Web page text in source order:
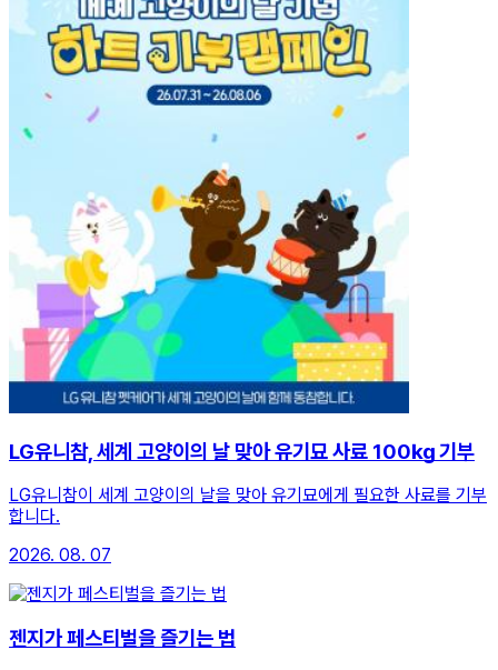
LG유니참, 세계 고양이의 날 맞아 유기묘 사료 100㎏ 기부
LG유니참이 세계 고양이의 날을 맞아 유기묘에게 필요한 사료를 기부
합니다.
2026. 08. 07
젠지가 페스티벌을 즐기는 법